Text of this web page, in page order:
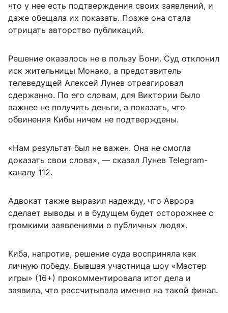
что у нее есть подтверждения своих заявлений, и
даже обещала их показать. Позже она стала
отрицать авторство публикаций.
Решение оказалось не в пользу Бони. Суд отклонил
иск жительницы Монако, а представитель
телеведущей Алексей Лунев отреагировал
сдержанно. По его словам, для Виктории было
важнее не получить деньги, а показать, что
обвинения Кибы ничем не подтверждены.
«Нам результат был не важен. Она не смогла
доказать свои слова», — сказал Лунев Telegram-
каналу 112.
Адвокат также выразил надежду, что Аврора
сделает выводы и в будущем будет осторожнее с
громкими заявлениями о публичных людях.
Киба, напротив, решение суда восприняла как
личную победу. Бывшая участница шоу «Мастер
игры» (16+) прокомментировала итог дела и
заявила, что рассчитывала именно на такой финал.